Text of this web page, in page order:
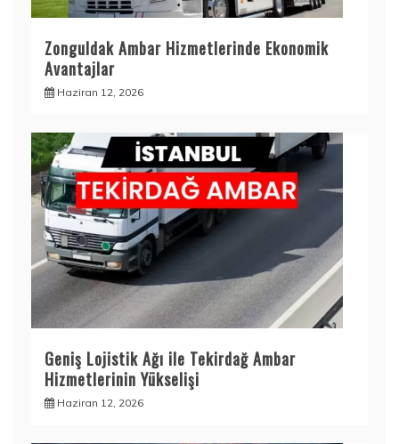
Zonguldak Ambar Hizmetlerinde Ekonomik
Avantajlar
Haziran 12, 2026
Geniş Lojistik Ağı ile Tekirdağ Ambar
Hizmetlerinin Yükselişi
Haziran 12, 2026